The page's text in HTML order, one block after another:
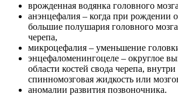
врожденная водянка головного
анэнцефалия – когда при рождении
большие полушария головного
черепа,
микроцефалия – уменьшение
энцефаломенингоцеле – округлое
области костей свода черепа,
спинномозговая жидкость или
аномалии развития позвоночника.